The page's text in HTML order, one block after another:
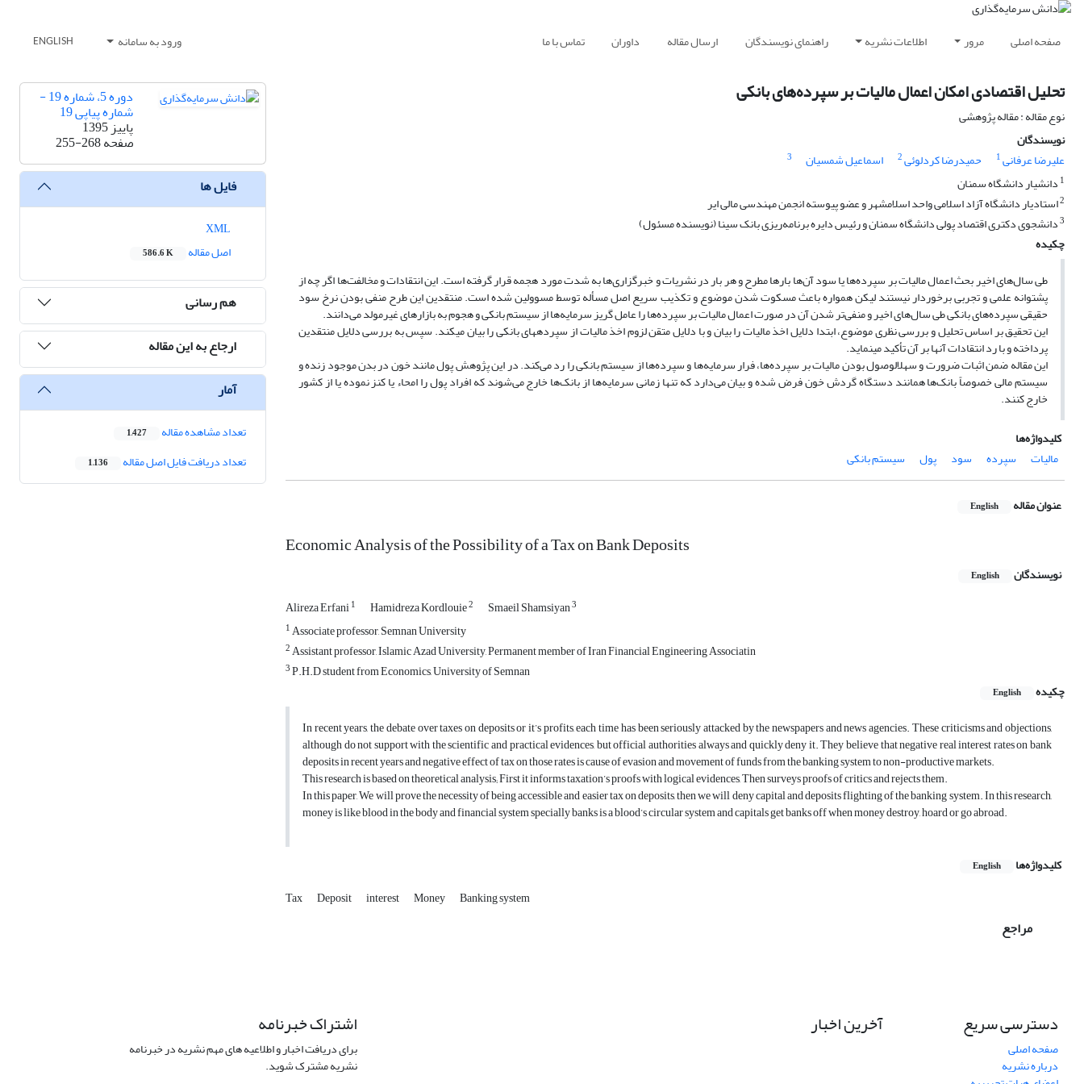
صفحه اصلی مرور اطلاعات نشریه راهنمای نویسندگان ارسال مقاله داوران تماس با ما ورود به سامانه ENGLISH
تحلیل اقتصادی امکان اعمال مالیات بر سپرده‌های بانکی
نوع مقاله : مقاله پژوهشی
نویسندگان
علیرضا عرفانی1 حمیدرضا کردلوئی2 اسماعیل شمسیان
3
1 دانشیار دانشگاه سمنان
2استادیار دانشگاه آزاد اسلامی واحد اسلامشهر و عضو پیوسته انجمن مهندسی مالی ایر
3دانشجوی دکتری اقتصاد پولی دانشگاه سمنان و رئیس دایره برنامه‌ریزی بانک سینا (نویسنده مسئول)
چکیده
طی سال‌های اخیر بحث اعمال مالیات بر سپرده‌ها یا سود آن‌ها بارها مطرح و هر بار در نشریات و خبرگزاری‌ها به شدت مورد هجمه قرار گرفته است. این انتقادات و مخالفت‌ها اگر چه از
پشتوانه علمی و تجربی برخوردار نیستند لیکن همواره باعث مسکوت شدن موضوع و تکذیب سریع اصل مسأله توسط مسوولین شده است. منتقدین این طرح منفی بودن نرخ سود
حقیقی سپرده‌های بانکی طی سال‌های اخیر و منفی‌تر شدن آن در صورت اعمال مالیات بر سپرده‌ها را عامل گریز سرمایه‌ها از سیستم بانکی و هجوم به بازارهای غیرمولد می‌دانند.
این تحقیق بر اساس تحلیل و بررسی نظری موضوع، ابتدا دلایل اخذ مالیات را بیان و با دلایل متقن لزوم اخذ مالیات از سپرده­های بانکی را بیان می­کند. سپس به بررسی دلایل منتقدین
پرداخته و با رد انتقادات آن­ها بر آن تأکید می­نماید.
این مقاله ضمن اثبات ضرورت و سهل­الوصول بودن مالیات بر سپرده‌ها، فرار سرمایه‌ها و سپرده‌ها از سیستم بانکی را رد می‌کند. در این پژوهش پول مانند خون در بدن موجود زنده و
سیستم مالی خصوصاً بانک‌ها همانند دستگاه گردش خون فرض شده و بیان می‌دارد که تنها زمانی سرمایه‌ها از بانک‌ها خارج می‌شوند که افراد پول را امحاء یا کنز نموده یا از کشور
خارج کنند.
کلیدواژه‌ها
مالیات
سپرده سود پول سیستم بانکی
عنوان مقاله English
Economic Analysis of the Possibility of a Tax on Bank Deposits
نویسندگان English
Alireza Erfani1 Hamidreza Kordlouie2 Smaeil Shamsiyan3
1Associate professor, Semnan University
2Assistant professor, Islamic Azad University, Permanent member of Iran Financial Engineering Associatin
3P.H.D student from Economics, University of Semnan
چکیده
English
In recent years, the debate over taxes on deposits or it’s profits, each time has been seriously attacked by the newspapers and news agencies. These criticisms and objections,
although do not support with the scientific and practical evidences, but official authorities always and quickly deny it. They believe that negative real interest rates on bank
deposits in recent years and negative effect of tax on those rates is cause of evasion and movement of funds from the banking system to non-productive markets.
This research is based on theoretical analysis; First it informs taxation’s proofs with logical evidences, Then surveys proofs of critics and rejects them.
In this paper, We will prove the necessity of being accessible and easier tax on deposits, then we will deny capital and deposits flighting of the banking system. In this research,
money is like blood in the body and financial system specially banks is a blood’s circular system and capitals get banks off when money destroy, hoard or go abroad.
کلیدواژه‌ها English
Tax Deposit interest Money Banking system
مراجع
دوره 5، شماره 19 -
شماره پیاپی 19
پاییز 1395
صفحه255-268
فایل ها
اصل مقاله
586.6 K
هم رسانی
ارجاع به این مقاله
آمار
تعداد مشاهده مقاله 1,427
تعداد دریافت فایل اصل مقاله 1,136
دسترسی سریع
صفحه اصلی
درباره نشریه
آخرین اخبار اشتراک خبرنامه
برای دریافت اخبار و اطلاعیه های مهم نشریه در خبرنامه
نشریه مشترک شوید.